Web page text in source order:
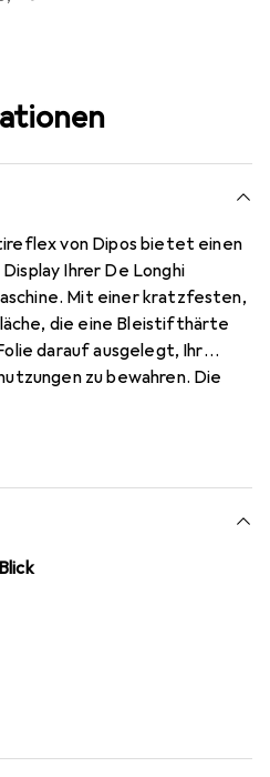
von Dipos bietet einen
Ihrer De Longhi
Mit einer kratzfesten,
die eine Bleistifthärte
darauf ausgelegt, Ihr
zu bewahren. Die
auf das Display, selbst bei
kinderleichte Anbringung,
Display zuvor gereinigt
die Folie nicht die
ein angenehmes
für das Tropfblech
zugeschnitten und bietet